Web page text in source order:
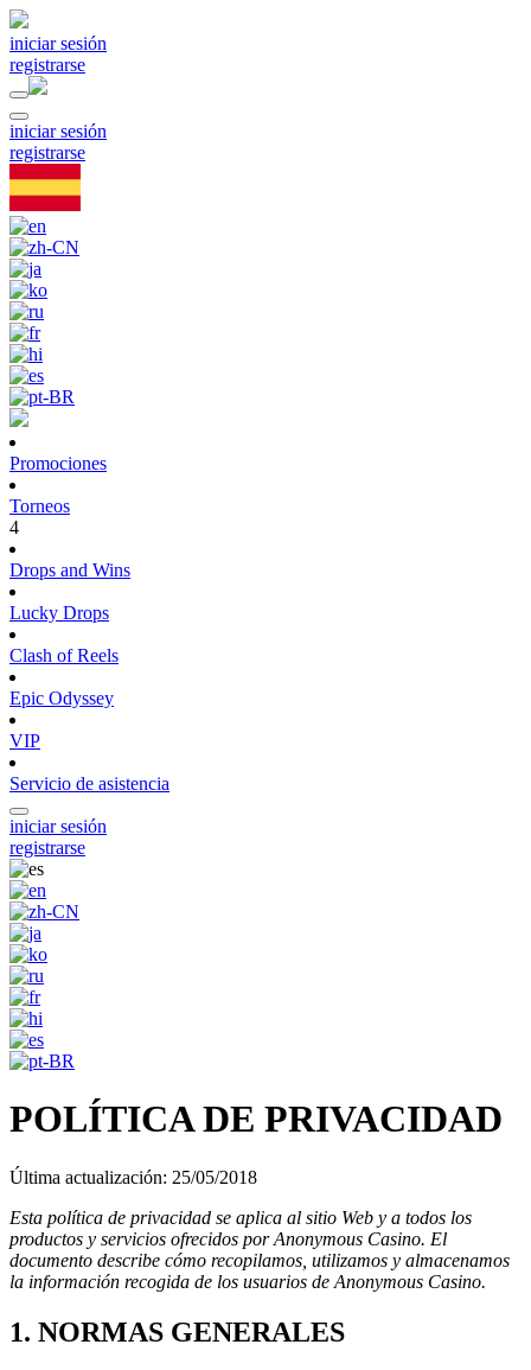
iniciar sesión
registrarse
iniciar sesión
registrarse
Promociones
Torneos
4
Drops and Wins
Lucky Drops
Clash of Reels
Epic Odyssey
VIP
Servicio de asistencia
iniciar sesión
registrarse
POLÍTICA DE PRIVACIDAD
Última actualización: 25/05/2018
Esta política de privacidad se aplica al sitio Web y a todos los
productos y servicios ofrecidos por Anonymous Casino. El
documento describe cómo recopilamos, utilizamos y almacenamos
la información recogida de los usuarios de Anonymous Casino.
1. NORMAS GENERALES